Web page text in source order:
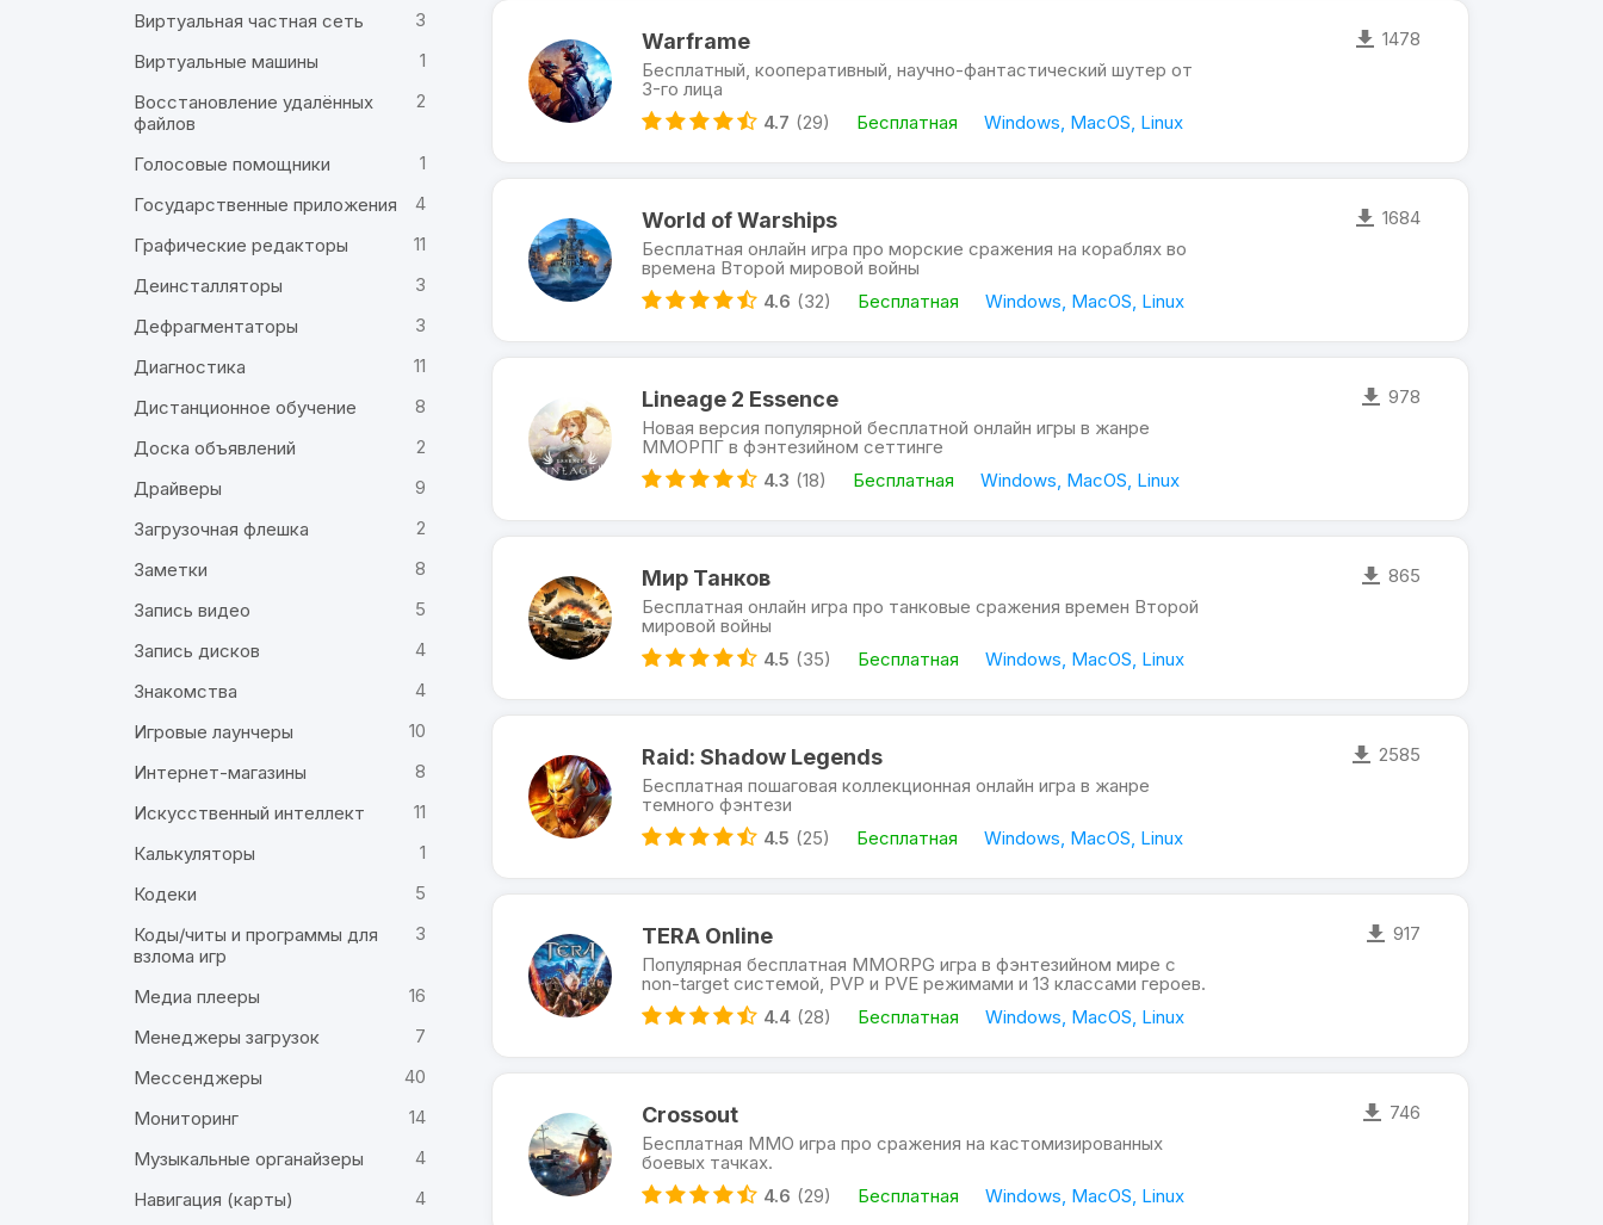
Warframe
Бесплатный, кооперативный, научно-фантастический шутер от
3-го лица
4.7 (29) Бесплатная Windows, MacOS, Linux
1478
World of Warships
Бесплатная онлайн игра про морские сражения на кораблях во
времена Второй мировой войны
4.6 (32) Бесплатная Windows, MacOS, Linux
1684
Lineage 2 Essence
Новая версия популярной бесплатной онлайн игры в жанре
ММОРПГ в фэнтезийном сеттинге
4.3 (18) Бесплатная Windows, MacOS, Linux
978
Мир Танков
Бесплатная онлайн игра про танковые сражения времен Второй
мировой войны
4.5 (35) Бесплатная Windows, MacOS, Linux
865
Raid: Shadow Legends
Бесплатная пошаговая коллекционная онлайн игра в жанре
темного фэнтези
4.5 (25) Бесплатная Windows, MacOS, Linux
2585
TERA Online
Популярная бесплатная MMORPG игра в фэнтезийном мире с
non-target системой, PVP и PVE режимами и 13 классами героев.
4.4 (28) Бесплатная Windows, MacOS, Linux
917
Crossout
Бесплатная ММО игра про сражения на кастомизированных
боевых тачках.
4.6 (29) Бесплатная Windows, MacOS, Linux
746
Виртуальная частная сеть
3
Виртуальные машины
1
Восстановление удалённых
файлов
2
Голосовые помощники
1
Государственные приложения
4
Графические редакторы
11
Деинсталляторы
3
Дефрагментаторы
3
Диагностика
11
Дистанционное обучение
8
Доска объявлений
2
Драйверы
9
Загрузочная флешка
2
Заметки
8
Запись видео
5
Запись дисков
4
Знакомства
4
Игровые лаунчеры
10
Интернет-магазины
8
Искусственный интеллект
11
Калькуляторы
1
Кодеки
5
Коды/читы и программы для
взлома игр
3
Медиа плееры
16
Менеджеры загрузок
7
Мессенджеры
40
Мониторинг
14
Музыкальные органайзеры
4
Навигация (карты)
4